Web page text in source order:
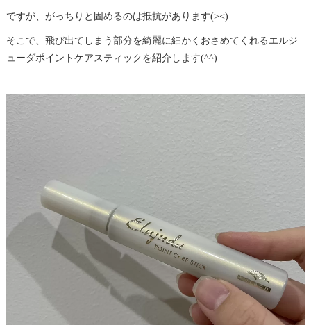
ですが、がっちりと固めるのは抵抗があります(><)
そこで、飛び出てしまう部分を綺麗に細かくおさめてくれるエルジ
ューダポイントケアスティックを紹介します(^^)